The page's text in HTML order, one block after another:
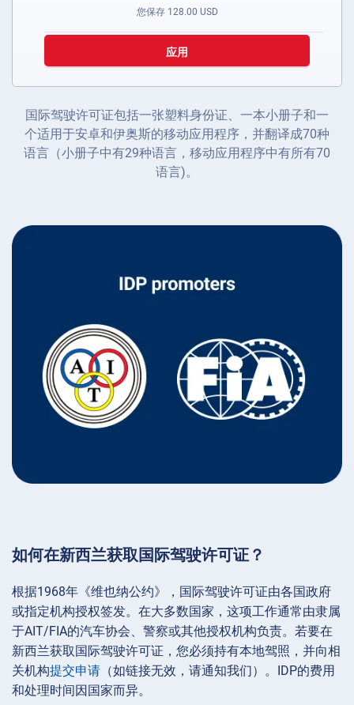
您保存 128.00 USD
应用
国际驾驶许可证包括一张塑料身份证、一本小册子和一
个适用于安卓和伊奥斯的移动应用程序，并翻译成70种
语言（小册子中有29种语言，移动应用程序中有所有70
语言)。
如何在新西兰获取国际驾驶许可证？
根据1968年《维也纳公约》，国际驾驶许可证由各国政府
或指定机构授权签发。在大多数国家，这项工作通常由隶属
于AIT/FIA的汽车协会、警察或其他授权机构负责。若要在
新西兰获取国际驾驶许可证，您必须持有本地驾照，并向相
关机构提交申请 （如链接无效，请通知我们）。IDP的费用
和处理时间因国家而异。